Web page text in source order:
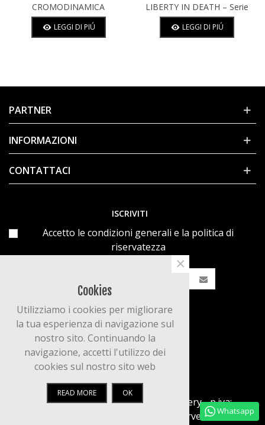
Whatsapp
CROMODINAMICA
LEGGI DI PIÚ
LIBERTY IN DEATH – Serie
Love For Comics
LEGGI DI PIÚ
PARTNER
INFORMAZIONI
CONTATTACI
ISCRIVITI
Accetto le condizioni generali e la politica di
riservatezza
© 2020 Powered by Patty's Art Gallery - p.iva:
04508740240. All Rights Reserved
Cookies
Utilizziamo i cookies per migliorare
la tua esperienza di navigazione sul
nostro sito. Continuando la
navigazione, accetti l'utilizzo dei
cookies sul nostro sito web
READ MORE OK
×